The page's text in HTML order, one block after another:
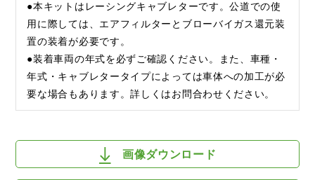
●本キットはレーシングキャブレターです。公道での使
用に際しては、エアフィルターとブローバイガス還元装
置の装着が必要です。
●装着車両の年式を必ずご確認ください。また、車種・
年式・キャブレタータイプによっては車体への加工が必
要な場合もあります。詳しくはお問合わせください。
画像ダウンロード